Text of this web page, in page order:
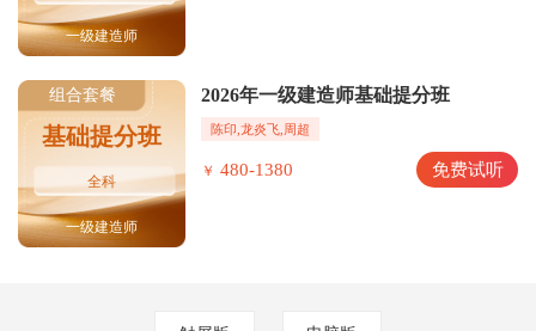
一级建造师
组合套餐
基础提分班
全科
一级建造师
2026年一级建造师基础提分班
陈印,龙炎飞,周超
￥ 480-1380 免费试听